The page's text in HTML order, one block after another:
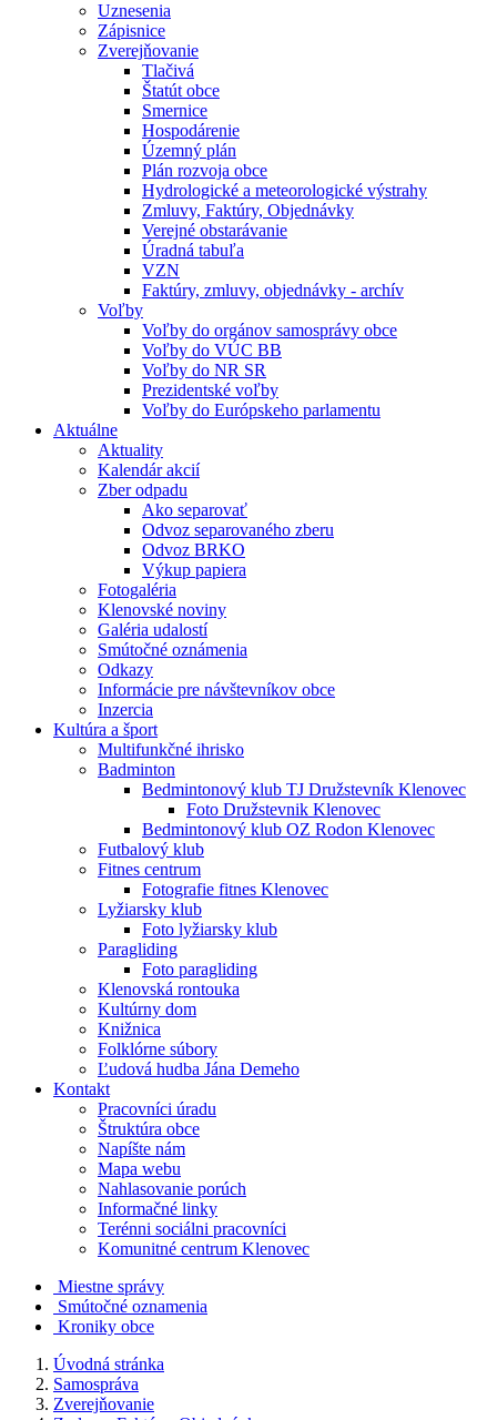
Uznesenia
Zápisnice
Zverejňovanie
Tlačivá
Štatút obce
Smernice
Hospodárenie
Územný plán
Plán rozvoja obce
Hydrologické a meteorologické výstrahy
Zmluvy, Faktúry, Objednávky
Verejné obstarávanie
Úradná tabuľa
VZN
Faktúry, zmluvy, objednávky - archív
Voľby
Voľby do orgánov samosprávy obce
Voľby do VÚC BB
Voľby do NR SR
Prezidentské voľby
Voľby do Európskeho parlamentu
Aktuálne
Aktuality
Kalendár akcií
Zber odpadu
Ako separovať
Odvoz separovaného zberu
Odvoz BRKO
Výkup papiera
Fotogaléria
Klenovské noviny
Galéria udalostí
Smútočné oznámenia
Odkazy
Informácie pre návštevníkov obce
Inzercia
Kultúra a šport
Multifunkčné ihrisko
Badminton
Bedmintonový klub TJ Družstevník Klenovec
Foto Družstevnik Klenovec
Bedmintonový klub OZ Rodon Klenovec
Futbalový klub
Fitnes centrum
Fotografie fitnes Klenovec
Lyžiarsky klub
Foto lyžiarsky klub
Paragliding
Foto paragliding
Klenovská rontouka
Kultúrny dom
Knižnica
Folklórne súbory
Ľudová hudba Jána Demeho
Kontakt
Pracovníci úradu
Štruktúra obce
Napíšte nám
Mapa webu
Nahlasovanie porúch
Informačné linky
Terénni sociálni pracovníci
Komunitné centrum Klenovec
Miestne správy
Smútočné oznamenia
Kroniky obce
Úvodná stránka
Samospráva
Zverejňovanie